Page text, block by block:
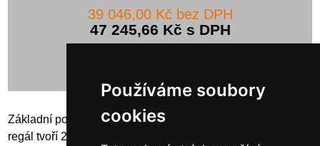
Používáme soubory
cookies
39 046,00 Kč bez DPH
47 245,66 Kč s DPH
Základní pozinkovaný regál s vanovými policemi. Základní
regál tvoří 2 rámy a příslušný počet polic. Celková hloubka